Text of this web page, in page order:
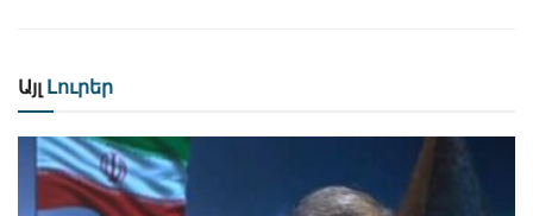
Այլ Լուրեր